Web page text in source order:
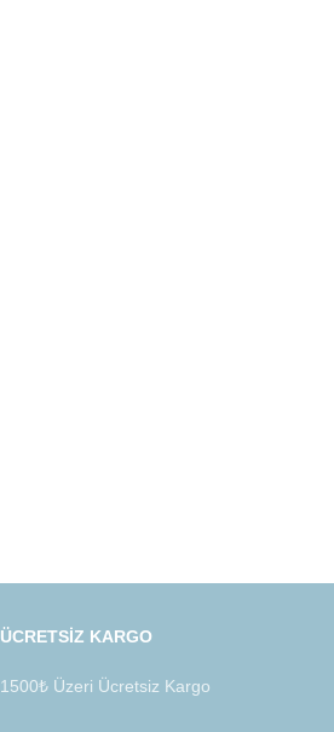
ÜCRETSİZ KARGO
1500₺ Üzeri Ücretsiz Kargo